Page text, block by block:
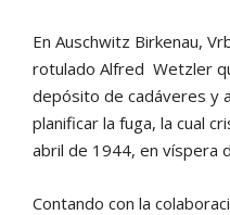
En Auschwitz Birkenau,
rotulado Alfred Wetzler
depósito de cadáveres y
planificar la fuga, la cual
abril de 1944, en víspera
Contando con la